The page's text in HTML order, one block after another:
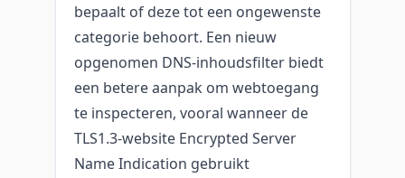
bepaalt of deze tot een ongewenste
categorie behoort. Een nieuw
opgenomen DNS-inhoudsfilter biedt
een betere aanpak om webtoegang
te inspecteren, vooral wanneer de
TLS1.3-website Encrypted Server
Name Indication gebruikt